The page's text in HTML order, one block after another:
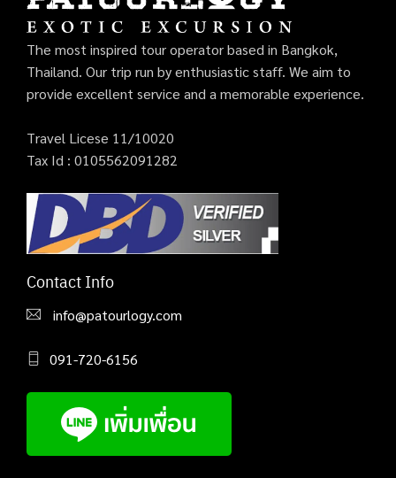
The most inspired tour operator based in Bangkok,
Thailand. Our trip run by enthusiastic staff. We aim to
provide excellent service and a memorable experience.
Travel Licese 11/10020
Tax Id : 0105562091282
Contact Info
info@patourlogy.com
091-720-6156